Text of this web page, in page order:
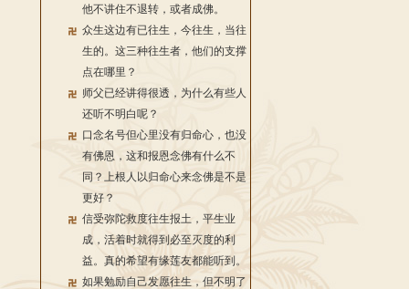
他不讲住不退转，或者成佛。
众生这边有已往生，今往生，当往
生的。这三种往生者，他们的支撑
点在哪里？
师父已经讲得很透，为什么有些人
还听不明白呢？
口念名号但心里没有归命心，也没
有佛恩，这和报恩念佛有什么不
同？上根人以归命心来念佛是不是
更好？
信受弥陀救度往生报土，平生业
成，活着时就得到必至灭度的利
益。真的希望有缘莲友都能听到。
如果勉励自己发愿往生，但不明了